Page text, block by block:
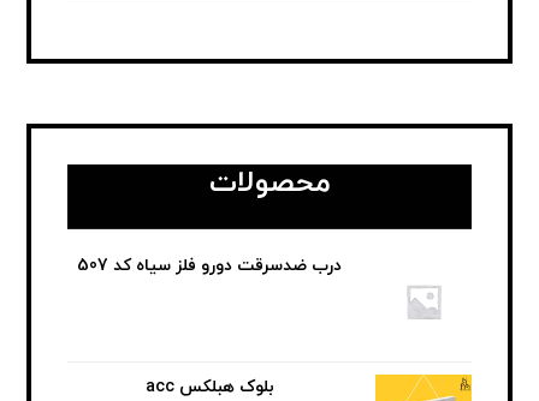
محصولات
درب ضدسرقت دورو فلز سیاه کد 507
بلوک هبلکس acc